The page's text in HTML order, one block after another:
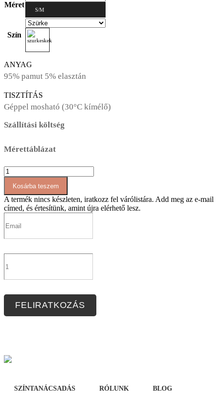
Méret
S/M
Szín
ANYAG
95% pamut 5% elasztán
TISZTÍTÁS
Géppel mosható (30°C kímélő)
Szállítási költség
Mérettáblázat
AT095
tulipán
szoknya
mennyiség
Kosárba teszem
A termék nincs készleten, iratkozz fel várólistára. Add meg az e-mail
címed, és értesítünk, amint újra elérhető lesz.
FELIRATKOZÁS
SZÍNTANÁCSADÁS RÓLUNK BLOG